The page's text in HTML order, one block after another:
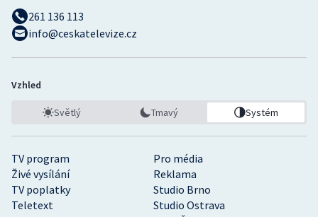
Vodní slalom
Ostatní
TV program
Pro média
Živé vysílání
Reklama
TV poplatky
Studio Brno
Teletext
Studio Ostrava
261 136 113
info@ceskatelevize.cz
Vzhled
Světlý Tmavý Systém